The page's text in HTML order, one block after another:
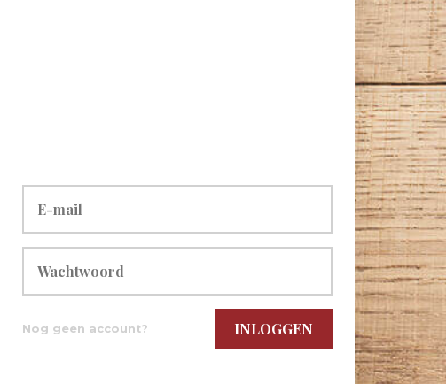
Nog geen account?